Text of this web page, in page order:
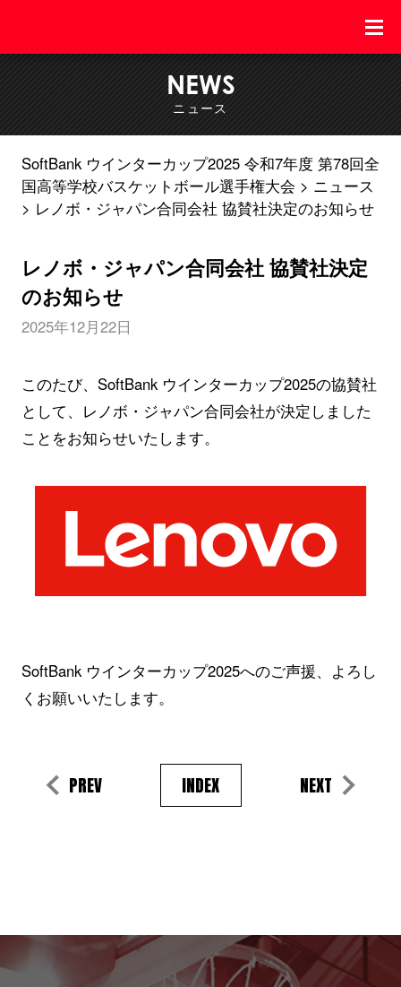
NEWS
ニュース
SoftBank ウインターカップ2025 令和7年度 第78回全
国高等学校バスケットボール選手権大会
ニュース
レノボ・ジャパン合同会社 協賛社決定のお知らせ
レノボ・ジャパン合同会社 協賛社決定
のお知らせ
2025年12月22日
このたび、SoftBank ウインターカップ2025の協賛社
として、レノボ・ジャパン合同会社が決定しました
ことをお知らせいたします。
SoftBank ウインターカップ2025へのご声援、よろし
くお願いいたします。
PREV INDEX NEXT